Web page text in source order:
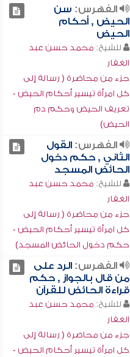
الفهرس: سن
الحيض , أحكام
الحيض
للشيخ: محمد حسن عبد
الغفار
جزء من محاضرة ( رسالة إلى
كل امرأة تيسير أحكام الحيض -
تعريف الحيض وحكم دم
الحيض)
الفهرس:القول
الثاني , حكم دخول
الحائض المسجد
للشيخ: محمد حسن عبد
الغفار
جزء من محاضرة ( رسالة إلى
كل امرأة تيسير أحكام الحيض -
حكم دخول الحائض المسجد)
الفهرس:الرد على
من قال بالجواز , حكم
قراءة الحائض للقرآن
للشيخ: محمد حسن عبد
الغفار
جزء من محاضرة ( رسالة إلى
كل امرأة تيسير أحكام الحيض -